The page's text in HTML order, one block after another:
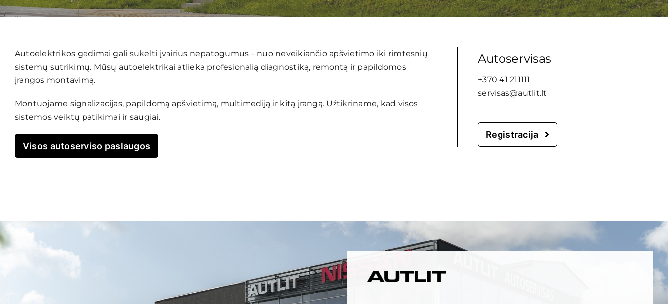
Autoelektrikos gedimai gali sukelti įvairius nepatogumus – nuo neveikiančio apšvietimo iki rimtesnių
sistemų sutrikimų. Mūsų autoelektrikai atlieka profesionalią diagnostiką, remontą ir papildomos
įrangos montavimą.
Montuojame signalizacijas, papildomą apšvietimą, multimediją ir kitą įrangą. Užtikriname, kad visos
sistemos veiktų patikimai ir saugiai.
Visos autoserviso paslaugos
Autoservisas
+370 41 211111
servisas@autlit.lt
Registracija